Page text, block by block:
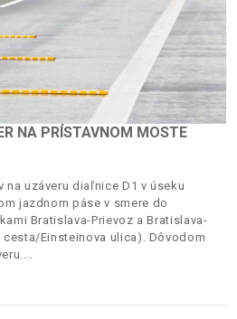
NA PRÍSTAVNOM MOSTE
uzáveru diaľnice D1 v úseku
jazdnom páse v smere do
Bratislava-Prievoz a Bratislava-
Einsteinova ulica). Dôvodom